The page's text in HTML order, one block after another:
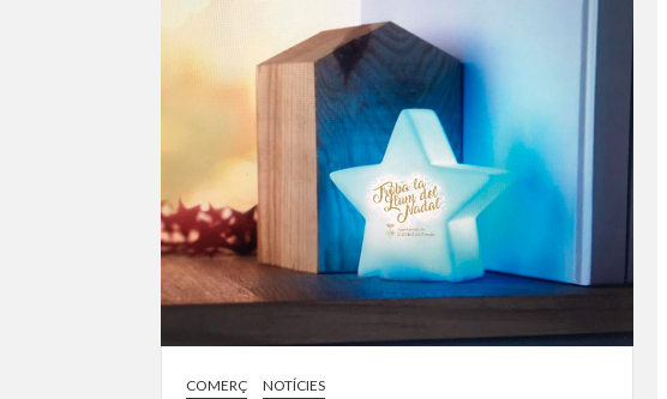
COMERÇ NOTÍCIES